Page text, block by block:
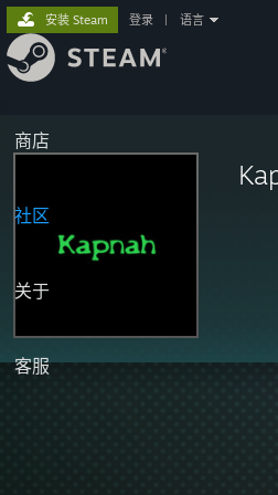
商店
社区
关于
客服
安装 Steam 登录 语言